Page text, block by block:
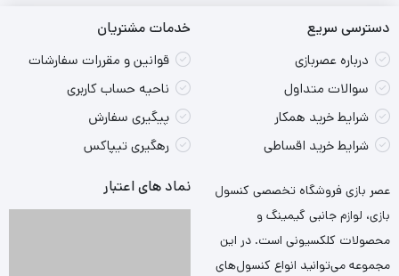
دسترسی سریع
درباره عصربازی
سوالات متداول
شرایط خرید همکار
شرایط خرید اقساطی
خدمات مشتریان
قوانین و مقررات سفارشات
ناحیه حساب کاربری
پیگیری سفارش
رهگیری تیپاکس
عصر بازی فروشگاه تخصصی کنسول
بازی، لوازم جانبی گیمینگ و
محصولات کلکسیونی است. در این
مجموعه می‌توانید انواع کنسول‌های
نماد های اعتبار